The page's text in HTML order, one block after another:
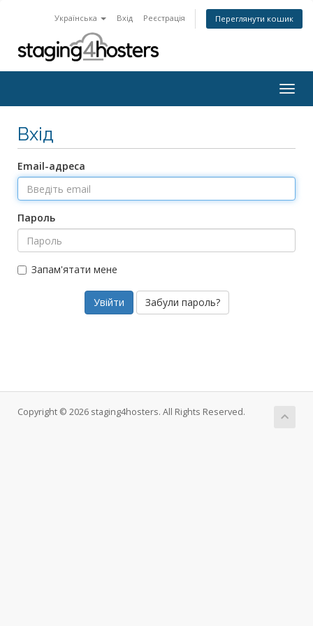
Українська Вхід Реєстрація Переглянути кошик
Вхід
Email-адреса
Пароль
Запам'ятати мене
Забули пароль?
Copyright © 2026 staging4hosters. All Rights Reserved.